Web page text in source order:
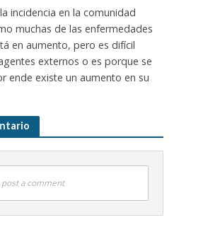
incidencia en la comunidad
muchas de las enfermedades
en aumento, pero es difícil
externos o es porque se
ende existe un aumento en su
a comment